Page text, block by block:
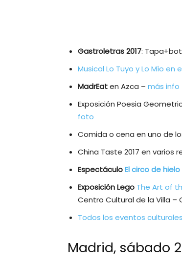
Gastroletras 2017:
Musical Lo Tuyo y Lo Mío
MadrEaten Azca – más info
Exposición Poesia
foto
Comida o cena en uno de
China Taste 2017 en varios
EspectáculoEl circo de hielo
Exposición Lego The Art of
Centro Cultural de la Villa –
Todos los eventos
Madrid, sábado